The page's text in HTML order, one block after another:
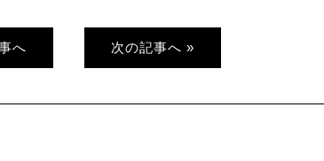
へ 次の記事へ »